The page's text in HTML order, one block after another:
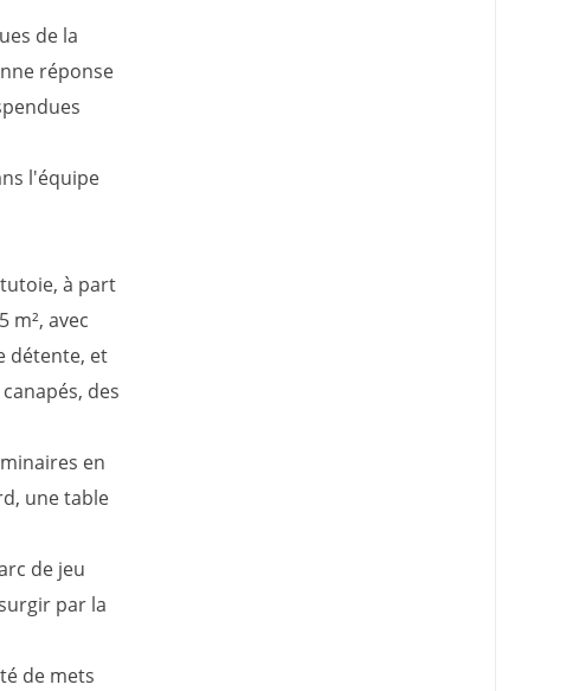
de la
réponse
l'équipe
à part
m², avec
détente, et
des
en
une table
de jeu
par la
de mets